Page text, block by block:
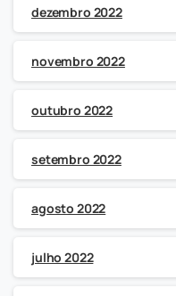
dezembro 2022
novembro 2022
outubro 2022
setembro 2022
agosto 2022
julho 2022